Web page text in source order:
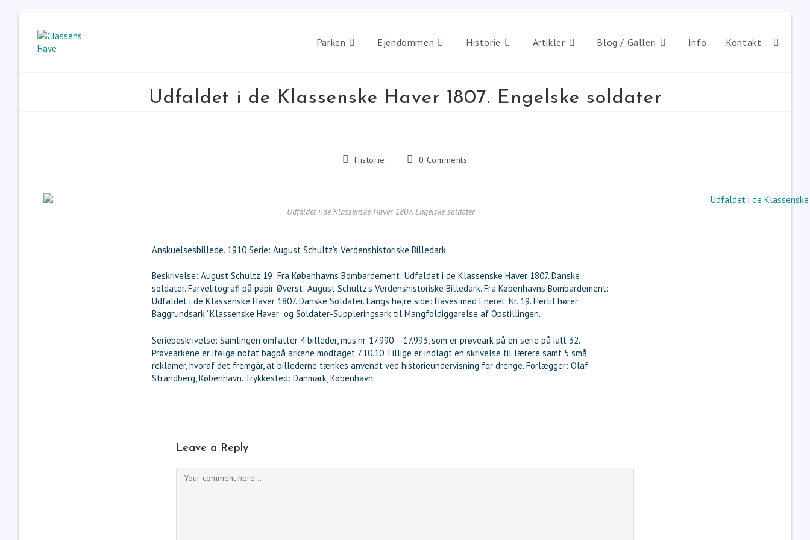
Parken Ejendommen Historie Artikler Blog / Galleri Info Kontakt
Udfaldet i de Klassenske Haver 1807. Engelske soldater
Historie 0 Comments
Udfaldet i de Klassenske Haver 1807. Engelske soldater
Anskuelsesbillede. 1910 Serie: August Schultz’s Verdenshistoriske Billedark
Beskrivelse: August Schultz 19: Fra Københavns Bombardement: Udfaldet i de Klassenske Haver 1807. Danske
soldater. Farvelitografi på papir. Øverst: August Schultz’s Verdenshistoriske Billedark. Fra Københavns Bombardement:
Udfaldet i de Klassenske Haver 1807. Danske Soldater. Langs højre side: Haves med Eneret. Nr. 19. Hertil hører
Baggrundsark “Klassenske Haver” og Soldater-Suppleringsark til Mangfoldiggørelse af Opstillingen.
Seriebeskrivelse: Samlingen omfatter 4 billeder, mus.nr. 17.990 – 17.993, som er prøveark på en serie på ialt 32.
Prøvearkene er ifølge notat bagpå arkene modtaget 7.10.10 Tillige er indlagt en skrivelse til lærere samt 5 små
reklamer, hvoraf det fremgår, at billederne tænkes anvendt ved historieundervisning for drenge. Forlægger: Olaf
Strandberg, København. Trykkested: Danmark, København.
Leave a Reply